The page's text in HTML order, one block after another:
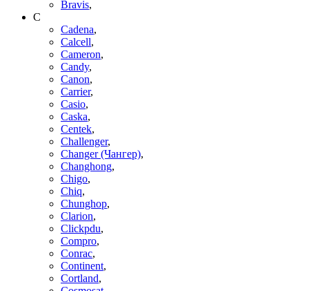
Bravis,
C
Cadena,
Calcell,
Cameron,
Candy,
Canon,
Carrier,
Casio,
Caska,
Centek,
Challenger,
Changer (Чангер),
Changhong,
Chigo,
Chiq,
Chunghop,
Clarion,
Clickpdu,
Compro,
Conrac,
Continent,
Cortland,